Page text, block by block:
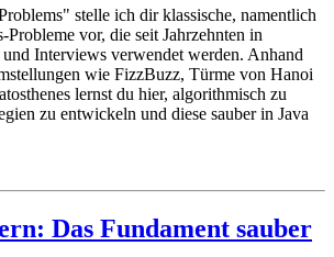
stelle ich dir klassische, namentlich
vor, die seit Jahrzehnten in
Interviews verwendet werden. Anhand
wie FizzBuzz, Türme von Hanoi
lernst du hier, algorithmisch zu
zu entwickeln und diese sauber in Java
Das Fundament sauber